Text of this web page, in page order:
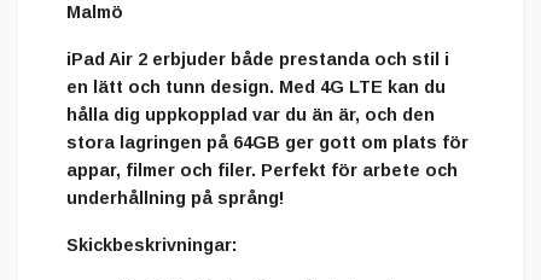
Malmö
iPad Air 2 erbjuder både prestanda och stil i
en lätt och tunn design. Med 4G LTE kan du
hålla dig uppkopplad var du än är, och den
stora lagringen på 64GB ger gott om plats för
appar, filmer och filer. Perfekt för arbete och
underhållning på språng!
Skickbeskrivningar: